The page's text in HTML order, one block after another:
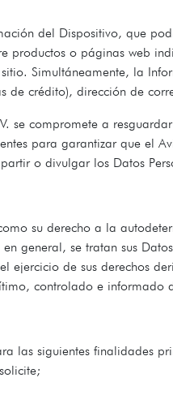
del Dispositivo, que
productos o páginas web
Simultáneamente, la
crédito), dirección de
se compromete a
para garantizar que el
o divulgar los Datos
su derecho a la
general, se tratan sus
ejercicio de sus derechos
controlado e informado
las siguientes finalidades